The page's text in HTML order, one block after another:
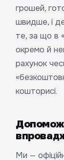
грошей,
швидше, і
те, за що в
окремо й
рахунок
кошторисі.
Ми —